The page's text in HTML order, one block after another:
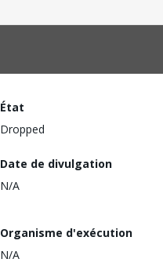
État
Dropped
Date de divulgation
N/A
Organisme d'exécution
N/A